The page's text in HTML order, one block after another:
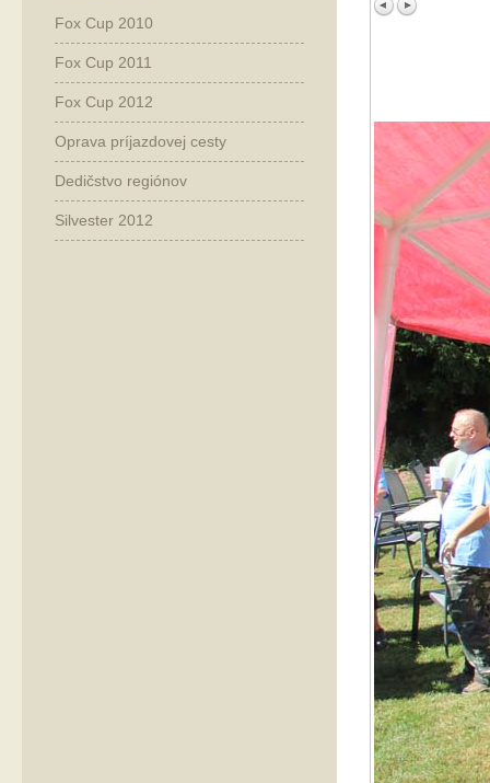
Fox Cup 2010
Fox Cup 2011
Fox Cup 2012
Oprava príjazdovej cesty
Dedičstvo regiónov
Silvester 2012